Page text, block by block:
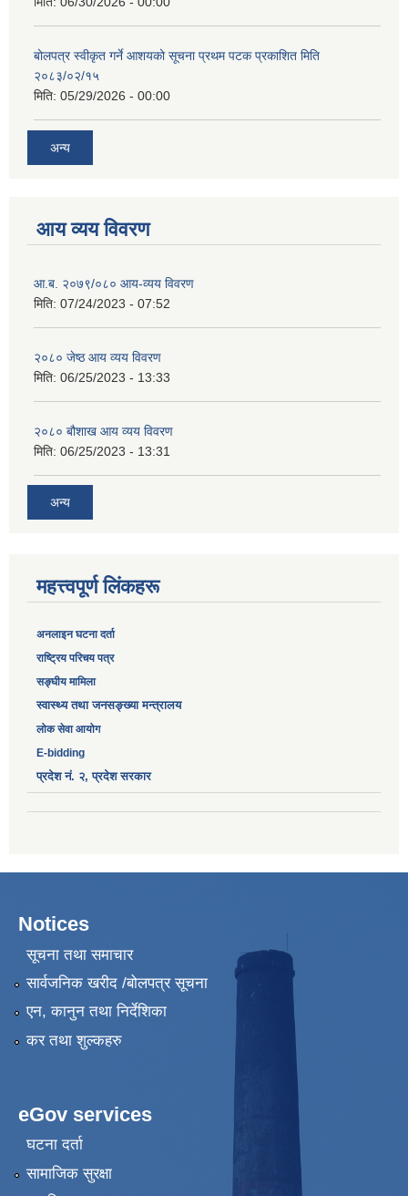
बोलपत्र स्वीकृत गर्ने आशयको सूचना प्रथम पटक प्रकाशित मिति
२०८३/०२/१५
मिति: 05/29/2026 - 00:00
अन्य
आय व्यय विवरण
आ.ब. २०७९/०८० आय-व्यय विवरण
मिति: 07/24/2023 - 07:52
२०८० जेष्ठ आय व्यय विवरण
मिति: 06/25/2023 - 13:33
२०८० बौशाख आय व्यय विवरण
मिति: 06/25/2023 - 13:31
अन्य
महत्त्वपूर्ण लिंकहरू
अनलाइन घटना दर्ता
‎राष्ट्रिय परिचय पत्र
सङ्‍घीय मामिला
स्वास्थ्य तथा जनसङ्ख्या मन्त्रालय
लोक सेवा आयोग
E-bidding
प्रदेश नं. २, प्रदेश सरकार
Notices
सूचना तथा समाचार
सार्वजनिक खरीद /बोलपत्र सूचना
एन, कानुन तथा निर्देशिका
कर तथा शुल्कहरु
eGov services
घटना दर्ता
सामाजिक सुरक्षा